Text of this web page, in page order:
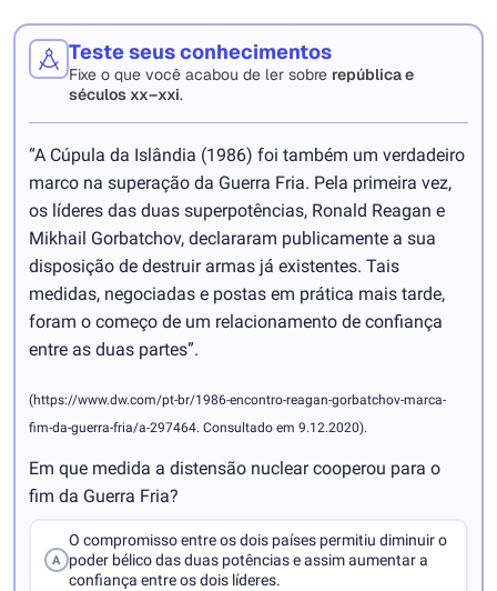
Teste seus conhecimentos
Fixe o que você acabou de ler sobre república e
séculos xx–xxi.
“A Cúpula da Islândia (1986) foi também um verdadeiro
marco na superação da Guerra Fria. Pela primeira vez,
os líderes das duas superpotências, Ronald Reagan e
Mikhail Gorbatchov, declararam publicamente a sua
disposição de destruir armas já existentes. Tais
medidas, negociadas e postas em prática mais tarde,
foram o começo de um relacionamento de confiança
entre as duas partes”.
(https://www.dw.com/pt-br/1986-encontro-reagan-gorbatchov-marca-
fim-da-guerra-fria/a-297464. Consultado em 9.12.2020).
Em que medida a distensão nuclear cooperou para o
fim da Guerra Fria?
A
O compromisso entre os dois países permitiu diminuir o
poder bélico das duas potências e assim aumentar a
confiança entre os dois líderes.